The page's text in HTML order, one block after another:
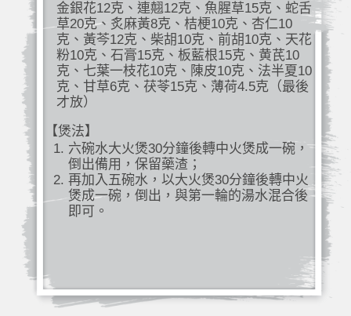
金銀花12克、連翹12克、魚腥草15克、蛇舌
草20克、炙麻黃8克、桔梗10克、杏仁10
克、黃芩12克、柴胡10克、前胡10克、天花
粉10克、石膏15克、板藍根15克、黄芪10
克、七葉一枝花10克、陳皮10克、法半夏10
克、甘草6克、茯苓15克、薄荷4.5克（最後
才放）
【煲法】
六碗水大火煲30分鐘後轉中火煲成一碗，
倒出備用，保留藥渣；
再加入五碗水，以大火煲30分鐘後轉中火
煲成一碗，倒出，與第一輪的湯水混合後
即可。